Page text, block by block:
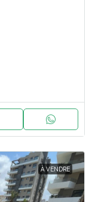
À VENDRE